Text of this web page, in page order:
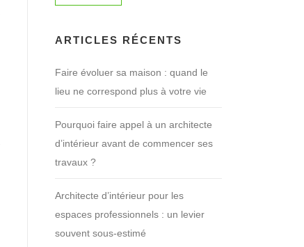
ARTICLES RÉCENTS
Faire évoluer sa maison : quand le
lieu ne correspond plus à votre vie
Pourquoi faire appel à un architecte
d’intérieur avant de commencer ses
travaux ?
Architecte d’intérieur pour les
espaces professionnels : un levier
souvent sous-estimé